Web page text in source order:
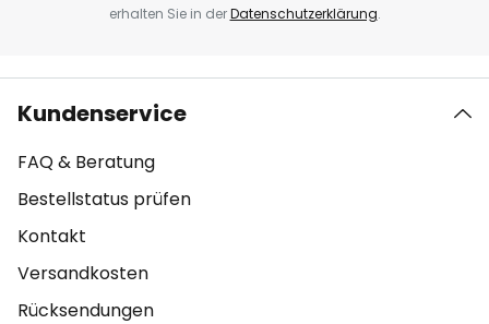
erhalten Sie in derDatenschutzerklärung.
Kundenservice
FAQ & Beratung
Bestellstatus prüfen
Kontakt
Versandkosten
Rücksendungen